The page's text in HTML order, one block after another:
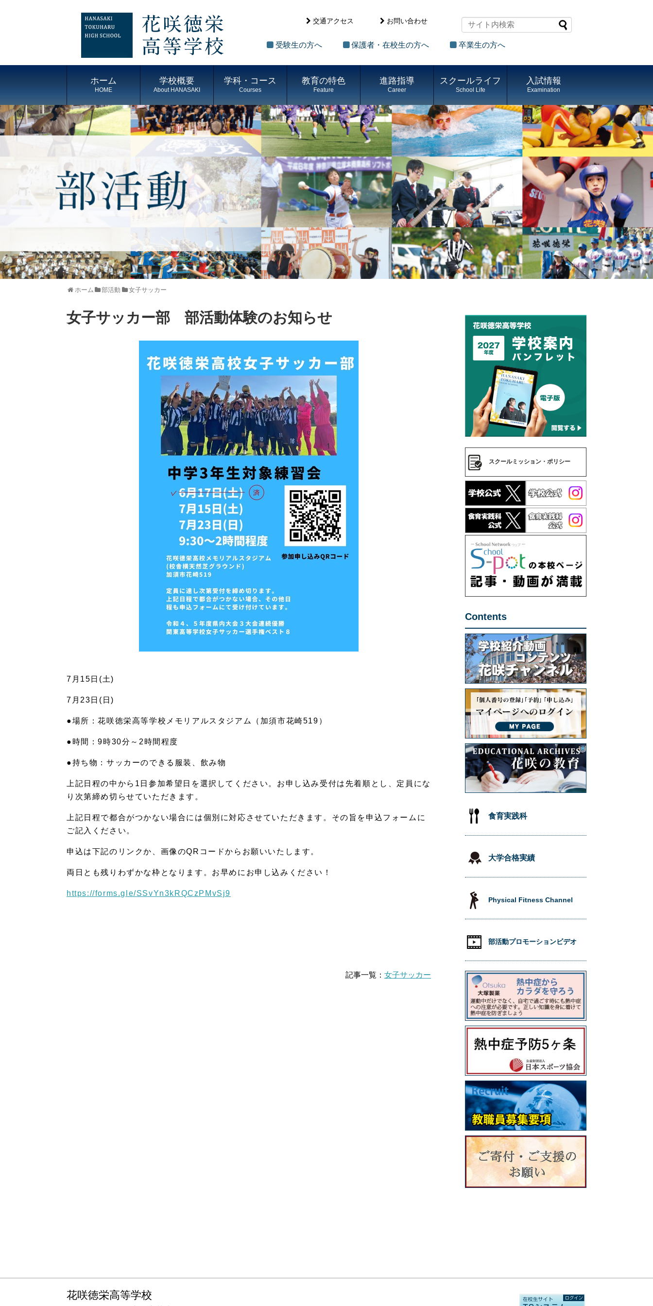
交通アクセス お問い合わせ
受験生の方へ 保護者・在校生の方へ 卒業生の方へ
ホーム
HOME
学校概要
About HANASAKI
学科・コース
Courses
教育の特色
Feature
進路指導
Career
スクールライフ
School Life
入試情報
Examination
ホーム 部活動 女子サッカー
女子サッカー部 部活動体験のお知らせ
7月15日(土)
7月23日(日)
●場所：花咲徳栄高等学校メモリアルスタジアム（加須市花崎519）
●時間：9時30分～2時間程度
●持ち物：サッカーのできる服装、飲み物
上記日程の中から1日参加希望日を選択してください。 お申し込み受付は先着順とし、 定員にな
り次第締め切らせていただきます。
上記日程で都合がつかない場合には個別に対応させていただきます 。その旨を申込フォームに
ご記入ください。
申込は下記のリンクか、画像のQRコードからお願いいたします。
両日とも残りわずかな枠となります。お早めにお申し込みください！
https://forms.gle/SSvYn3kRQCzPMvSj9
記事一覧： 女子サッカー
スクールミッション・ポリシー
Contents
食育実践科
大学合格実績
Physical Fitness Channel
部活動プロモーションビデオ
花咲徳栄高等学校